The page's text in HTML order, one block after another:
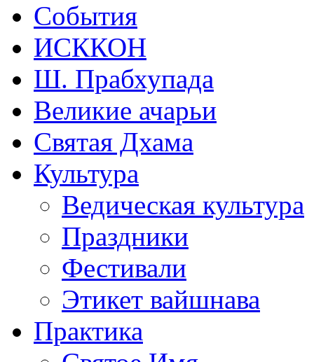
События
ИСККОН
Ш. Прабхупада
Великие ачарьи
Святая Дхама
Культура
Ведическая культура
Праздники
Фестивали
Этикет вайшнава
Практика